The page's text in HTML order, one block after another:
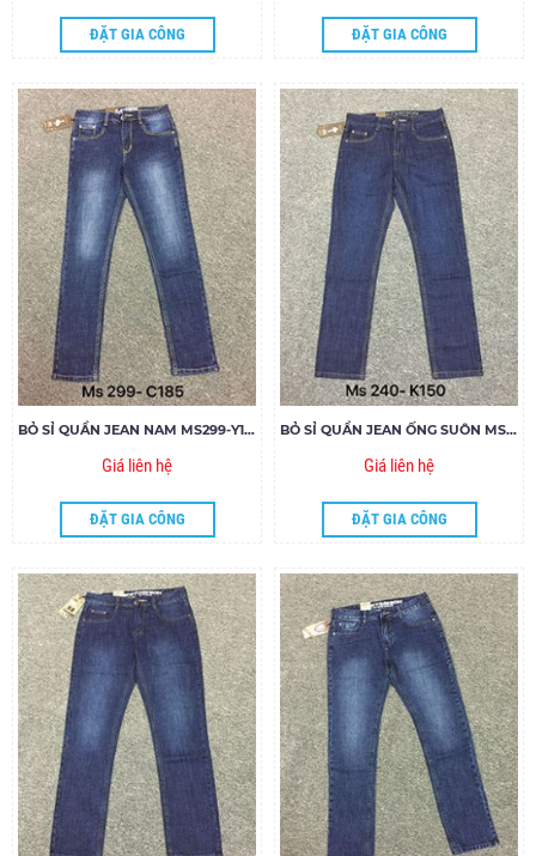
ĐẶT GIA CÔNG ĐẶT GIA CÔNG
BỎ SỈ QUẦN JEAN NAM MS299-Y185
Giá liên hệ
ĐẶT GIA CÔNG
BỎ SỈ QUẦN JEAN ỐNG SUÔN MS240
Giá liên hệ
ĐẶT GIA CÔNG